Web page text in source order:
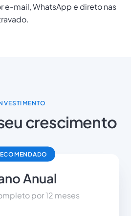
e-mail, WhatsApp e direto nas
crescimento
Anual
por 12 meses